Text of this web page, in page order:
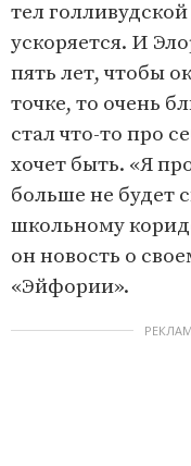
тел
ускоряется. И
пять лет, чтобы
точке, то очень
стал что-то про
хочет быть. «Я
больше не будет
школьному
он новость о
«Эйфории».